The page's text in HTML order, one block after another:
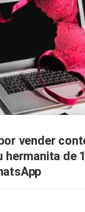
vender
de